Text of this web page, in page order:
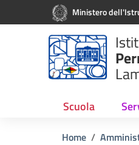
Vai ai contenuti
Vai al menu di navigazione
Ministero
Scuola
Home